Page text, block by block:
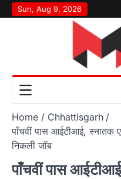
Skip
to
Sun, Aug 9, 2026
Home
Chhattisgarh
पाँचवीं पास आईटीआई, स्नातक
निकली जॉब
पाँचवीं पास